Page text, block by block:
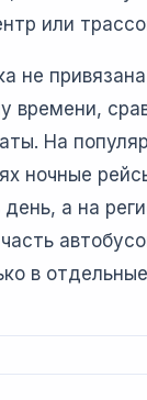
или
не
времени,
На
ночные
а на
в